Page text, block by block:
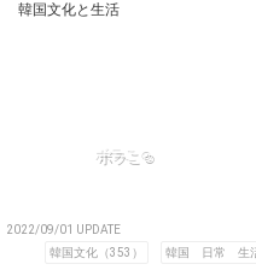
韓国文化と生活
ボラこ☺︎
2022/09/01 UPDATE
韓国文化（353）
韓国 日常 生活